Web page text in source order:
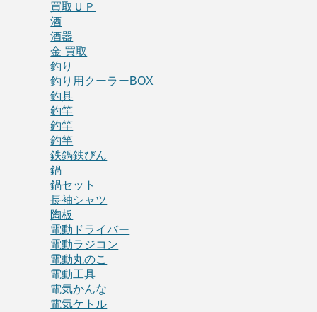
買取ＵＰ
酒
酒器
金 買取
釣り
釣り用クーラーBOX
釣具
釣竿
釣竿
釣竿
鉄鍋鉄びん
鍋
鍋セット
長袖シャツ
陶板
電動ドライバー
電動ラジコン
電動丸のこ
電動工具
電気かんな
電気ケトル